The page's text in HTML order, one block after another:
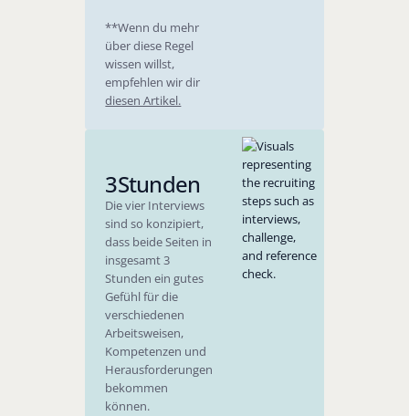
**Wenn du mehr
über diese Regel
wissen willst,
empfehlen wir dir
diesen Artikel.
3Stunden
Die vier Interviews
sind so konzipiert,
dass beide Seiten in
insgesamt 3
Stunden ein gutes
Gefühl für die
verschiedenen
Arbeitsweisen,
Kompetenzen und
Herausforderungen
bekommen
können.